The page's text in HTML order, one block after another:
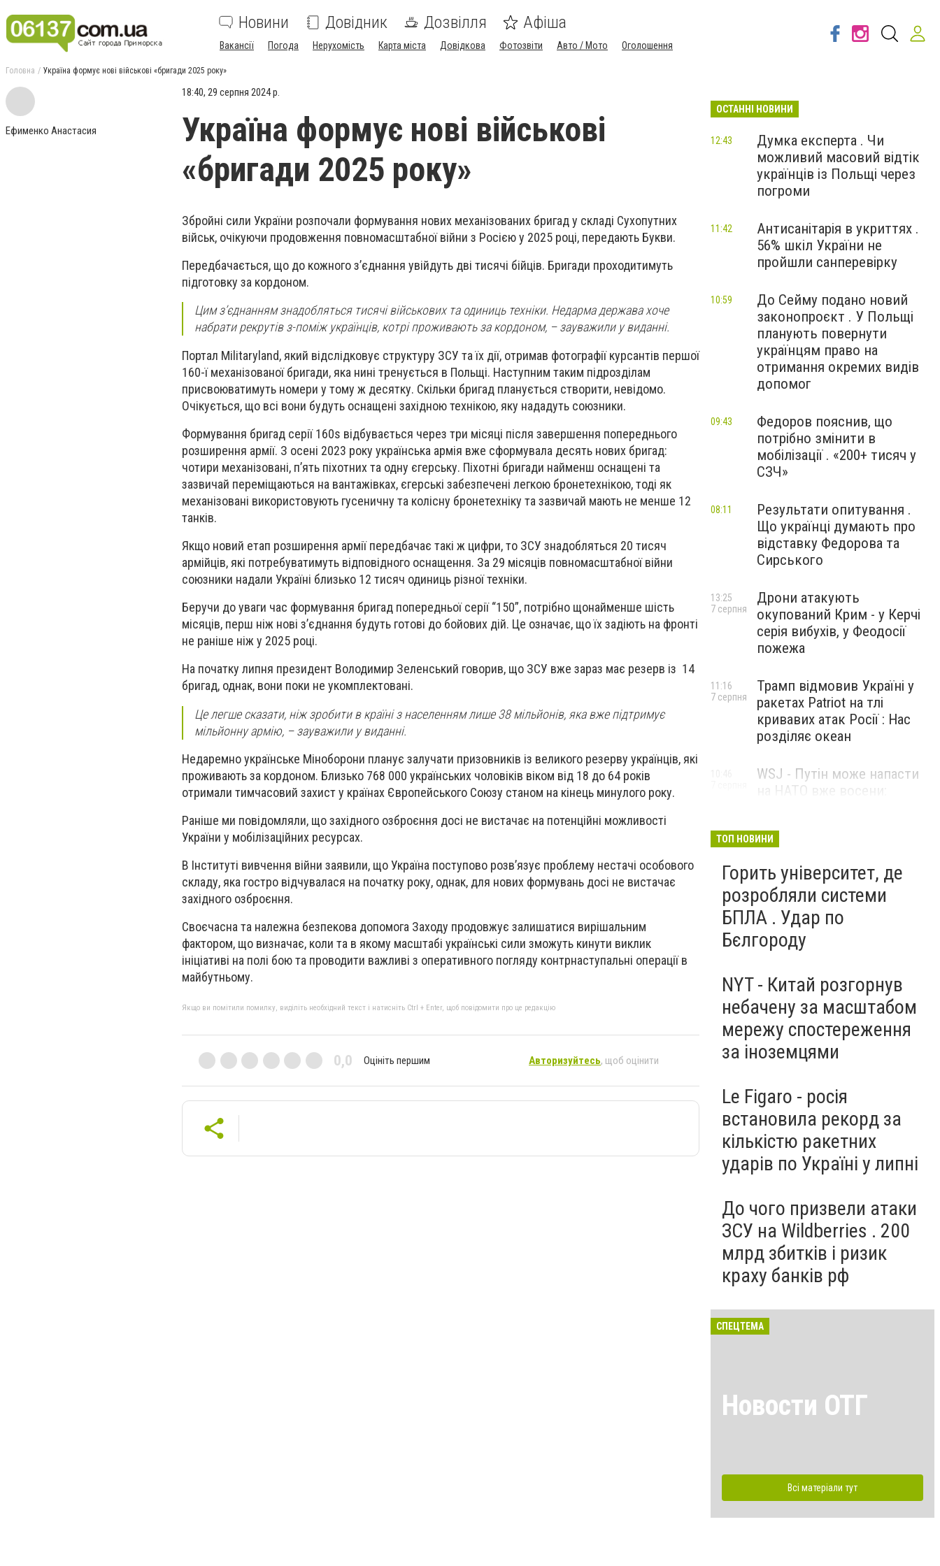
Новини Довідник Дозвілля Афіша
Вакансії Погода Нерухомість Карта міста Довідкова Фотозвіти Авто / Мото Оголошення
Головна Україна формує нові військові «бригади 2025 року»
Ефименко Анастасия
18:40, 29 серпня 2024 р.
Україна формує нові військові
«бригади 2025 року»
Збройні сили України розпочали формування нових механізованих бригад у складі Сухопутних
військ, очікуючи продовження повномасштабної війни з Росією у 2025 році, передають Букви.
Передбачається, що до кожного з’єднання увійдуть дві тисячі бійців. Бригади проходитимуть
підготовку за кордоном.
Цим з’єднанням знадобляться тисячі військових та одиниць техніки. Недарма держава хоче
набрати рекрутів з-поміж українців, котрі проживають за кордоном, – зауважили у виданні.
Портал Militaryland, який відслідковує структуру ЗСУ та їх дії, отримав фотографії курсантів першої
160-ї механізованої бригади, яка нині тренується в Польщі. Наступним таким підрозділам
присвоюватимуть номери у тому ж десятку. Скільки бригад планується створити, невідомо.
Очікується, що всі вони будуть оснащені західною технікою, яку нададуть союзники.
Формування бригад серії 160s відбувається через три місяці після завершення попереднього
розширення армії. З осені 2023 року українська армія вже сформувала десять нових бригад:
чотири механізовані, п’ять піхотних та одну єгерську. Піхотні бригади найменш оснащені та
зазвичай переміщаються на вантажівках, єгерські забезпечені легкою бронетехнікою, тоді як
механізовані використовують гусеничну та колісну бронетехніку та зазвичай мають не менше 12
танків.
Якщо новий етап розширення армії передбачає такі ж цифри, то ЗСУ знадобляться 20 тисяч
армійців, які потребуватимуть відповідного оснащення. За 29 місяців повномасштабної війни
союзники надали Україні близько 12 тисяч одиниць різної техніки.
Беручи до уваги час формування бригад попередньої серії “150”, потрібно щонайменше шість
місяців, перш ніж нові з’єднання будуть готові до бойових дій. Це означає, що їх задіють на фронті
не раніше ніж у 2025 році.
На початку липня президент Володимир Зеленський говорив, що ЗСУ вже зараз має резерв із 14
бригад, однак, вони поки не укомплектовані.
Це легше сказати, ніж зробити в країні з населенням лише 38 мільйонів, яка вже підтримує
мільйонну армію, – зауважили у виданні.
Недаремно українське Міноборони планує залучати призовників із великого резерву українців, які
проживають за кордоном. Близько 768 000 українських чоловіків віком від 18 до 64 років
отримали тимчасовий захист у країнах Європейського Союзу станом на кінець минулого року.
Раніше ми повідомляли, що західного озброєння досі не вистачає на потенційні можливості
України у мобілізаційних ресурсах.
В Інституті вивчення війни заявили, що Україна поступово розв’язує проблему нестачі особового
складу, яка гостро відчувалася на початку року, однак, для нових формувань досі не вистачає
західного озброєння.
Своєчасна та належна безпекова допомога Заходу продовжує залишатися вирішальним
фактором, що визначає, коли та в якому масштабі українські сили зможуть кинути виклик
ініціативі на полі бою та проводити важливі з оперативного погляду контрнаступальні операції в
майбутньому.
Якщо ви помітили помилку, виділіть необхідний текст і натисніть Ctrl + Enter, щоб повідомити про це редакцію
0,0 Оцініть першим Авторизуйтесь, щоб оцінити
ОСТАННІ НОВИНИ
Думка експерта . Чи
можливий масовий відтік
українців із Польщі через
погроми
12:43
Антисанітарія в укриттях .
56% шкіл України не
пройшли санперевірку
11:42
До Сейму подано новий
законопроєкт . У Польщі
планують повернути
українцям право на
отримання окремих видів
допомог
10:59
Федоров пояснив, що
потрібно змінити в
мобілізації . «200+ тисяч у
СЗЧ»
09:43
Результати опитування .
Що українці думають про
відставку Федорова та
Сирського
08:11
Дрони атакують
окупований Крим - у Керчі
серія вибухів, у Феодосії
пожежа
13:25
7 серпня
Трамп відмовив Україні у
ракетах Patriot на тлі
кривавих атак Росії : Нас
розділяє океан
11:16
7 серпня
WSJ - Путін може напасти
на НАТО вже восени:
ТОП НОВИНИ
Горить університет, де
розробляли системи
БПЛА . Удар по
Бєлгороду
NYT - Китай розгорнув
небачену за масштабом
мережу спостереження
за іноземцями
Le Figaro - росія
встановила рекорд за
кількістю ракетних
ударів по Україні у липні
До чого призвели атаки
ЗСУ на Wildberries . 200
млрд збитків і ризик
краху банків рф
СПЕЦТЕМА
Новости ОТГ
Всі матеріали тут